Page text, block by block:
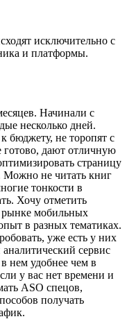
исключительно с
и платформы.
Начинали с
несколько дней.
бюджету, не торопят с
готово, дают отличную
страницу
Можно не читать книг
тонкости в
Хочу отметить
рынке мобильных
в разных тематиках.
уже есть у них
сервис
нем удобнее чем в
у вас нет времени и
ASO спецов,
получать